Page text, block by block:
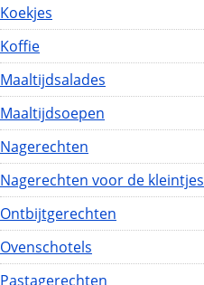
Koekjes
Koffie
Maaltijdsalades
Maaltijdsoepen
Nagerechten
Nagerechten voor de kleintjes
Ontbijtgerechten
Ovenschotels
Pastagerechten